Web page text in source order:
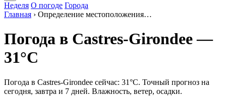
Неделя О погоде Города
Главная › Определение местоположения…
Погода в Castres-Girondeе —
31°C
Погода в Castres-Girondeе сейчас: 31°C. Точный прогноз на
сегодня, завтра и 7 дней. Влажность, ветер, осадки.